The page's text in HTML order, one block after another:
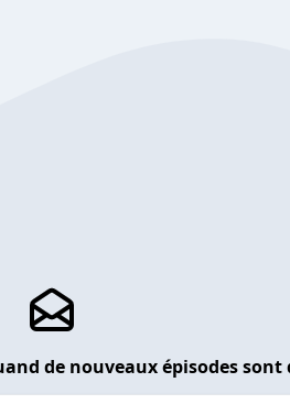
de nouveaux épisodes sont